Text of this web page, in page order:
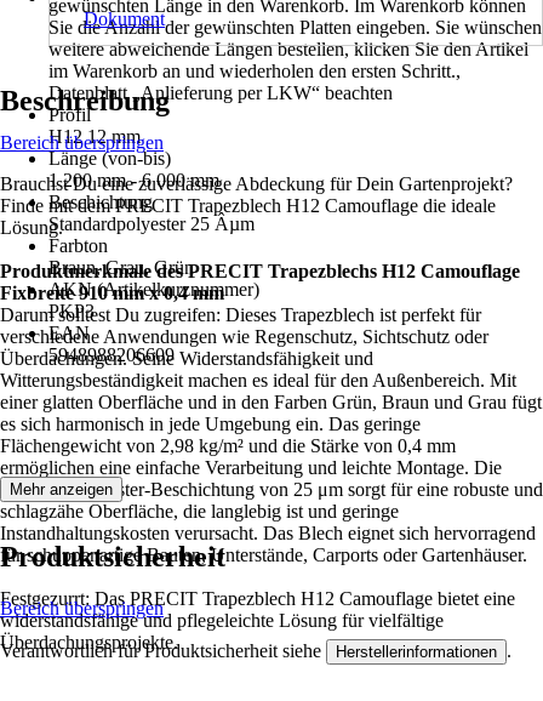
gewünschten Länge in den Warenkorb. Im Warenkorb können
Sie die Anzahl der gewünschten Platten eingeben. Sie wünschen
weitere abweichende Längen bestellen, klicken Sie den Artikel
im Warenkorb an und wiederholen den ersten Schritt.,
Datenblatt „Anlieferung per LKW“ beachten
Profil
H12 12 mm
Länge (von-bis)
1 200 mm - 6 000 mm
Beschichtung
Standardpolyester 25 Âµm
Farbton
Braun, Grau, Grün
AKN (Artikelkurznummer)
PKP3
EAN
5948988206609
Dokument
Beschreibung
Bereich überspringen
Brauchst Du eine zuverlässige Abdeckung für Dein Gartenprojekt?
Finde mit dem PRECIT Trapezblech H12 Camouflage die ideale
Lösung.
Produktmerkmale des PRECIT Trapezblechs H12 Camouflage
Fixbreite 910 mm x 0,4 mm
Darum solltest Du zugreifen: Dieses Trapezblech ist perfekt für
verschiedene Anwendungen wie Regenschutz, Sichtschutz oder
Überdachungen. Seine Widerstandsfähigkeit und
Witterungsbeständigkeit machen es ideal für den Außenbereich. Mit
einer glatten Oberfläche und in den Farben Grün, Braun und Grau fügt
es sich harmonisch in jede Umgebung ein. Das geringe
Flächengewicht von 2,98 kg/m² und die Stärke von 0,4 mm
ermöglichen eine einfache Verarbeitung und leichte Montage. Die
Standard-Polyester-Beschichtung von 25 μm sorgt für eine robuste und
schlagzähe Oberfläche, die langlebig ist und geringe
Instandhaltungskosten verursacht. Das Blech eignet sich hervorragend
für schuppenartige Bauten, Unterstände, Carports oder Gartenhäuser.
Festgezurrt: Das PRECIT Trapezblech H12 Camouflage bietet eine
widerstandsfähige und pflegeleichte Lösung für vielfältige
Überdachungsprojekte.
Mehr anzeigen
Produktsicherheit
Bereich überspringen
Verantwortlich für Produktsicherheit siehe Herstellerinformationen .